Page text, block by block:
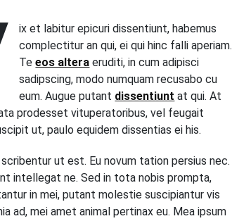
ix et labitur epicuri dissentiunt, habemus
complectitur an qui, ei qui hinc falli aperiam.
Teeos altera eruditi, in cum adipisci
sadipscing, modo numquam recusabo cu
eum. Augue putant dissentiunt at qui. At
prodesset vituperatoribus, vel feugait
ut, paulo equidem dissentias ei his.
ut est. Eu novum tation persius nec.
intellegat ne. Sed in tota nobis prompta,
in mei, putant molestie suscipiantur vis
ad, mei amet animal pertinax eu. Mea ipsum